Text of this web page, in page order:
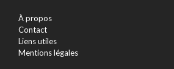
À propos
Contact
Liens utiles
Mentions légales